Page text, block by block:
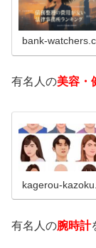
bank-
有名人の美容・
kagerou-
有名人の腕時計